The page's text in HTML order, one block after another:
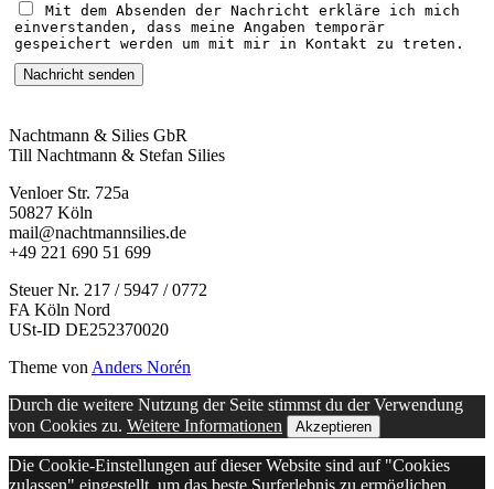
Mit dem Absenden der Nachricht erkläre ich mich
einverstanden, dass meine Angaben temporär
gespeichert werden um mit mir in Kontakt zu treten.
Nachtmann & Silies GbR
Till Nachtmann & Stefan Silies
Venloer Str. 725a
50827 Köln
mail@nachtmannsilies.de
+49 221 690 51 699
Steuer Nr. 217 / 5947 / 0772
FA Köln Nord
USt-ID DE252370020
Theme von Anders Norén
Durch die weitere Nutzung der Seite stimmst du der Verwendung
von Cookies zu. Weitere Informationen Akzeptieren
Die Cookie-Einstellungen auf dieser Website sind auf "Cookies
zulassen" eingestellt, um das beste Surferlebnis zu ermöglichen.